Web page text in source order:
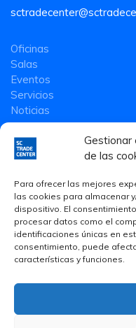
Gestionar
de las
Para ofrecer las mejores
las cookies para almacenar
dispositivo. El
procesar datos como el
identificaciones únicas en
consentimiento, puede
características y funciones.
Oficinas
Salas
Eventos
Servicios
Noticias
Aviso Legal·Política de